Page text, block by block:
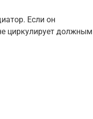
Если он
циркулирует должным